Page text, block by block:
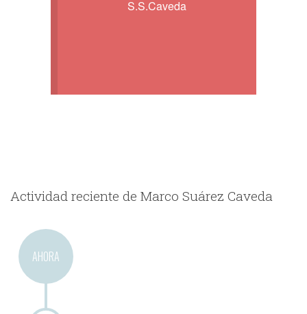
S.S.Caveda
Actividad reciente de Marco Suárez Caveda
AHORA